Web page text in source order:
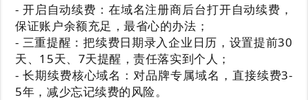
- 开启自动续费：在域名注册商后台打开自动续费，
保证账户余额充足，最省心的办法；
- 三重提醒：把续费日期录入企业日历，设置提前30
天、15天、7天提醒，责任落实到个人；
- 长期续费核心域名：对品牌专属域名，直接续费3-
5年，减少忘记续费的风险。